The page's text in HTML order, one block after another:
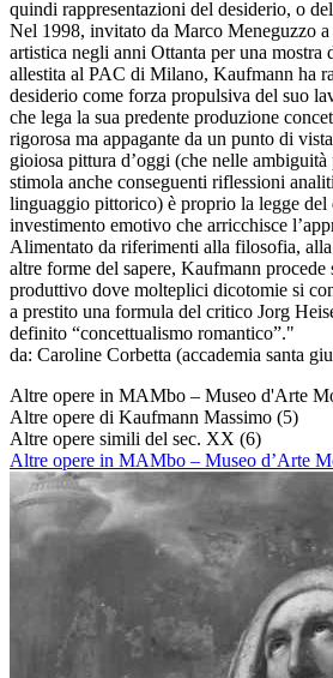
quindi rappresentazioni del desiderio, o
Nel 1998, invitato da Marco Meneguzzo
artistica negli anni Ottanta per una mostra
allestita al PAC di Milano, Kaufmann ha
desiderio come forza propulsiva del suo
che lega la sua predente produzione
rigorosa ma appagante da un punto di
gioiosa pittura d’oggi (che nelle
stimola anche conseguenti riflessioni
linguaggio pittorico) è proprio la legge del
investimento emotivo che arricchisce
Alimentato da riferimenti alla filosofia,
altre forme del sapere, Kaufmann procede
produttivo dove molteplici dicotomie si
a prestito una formula del critico Jorg
definito “concettualismo romantico”."
da: Caroline Corbetta (accademia santa
Altre opere in MAMbo – Museo d'Arte
Altre opere di Kaufmann Massimo (5)
Altre opere simili del sec. XX (6)
Altre opere in MAMbo – Museo d’Arte